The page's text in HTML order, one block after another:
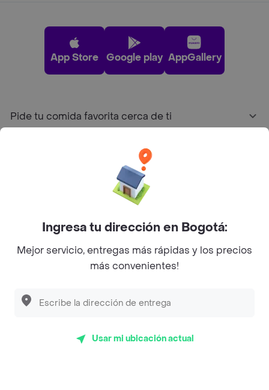
App Store Google play AppGallery
Pide tu comida favorita cerca de ti
Sobre Rappi
Facebook
Twitter
Instagram
Ingresa tu dirección en Bogotá:
Mejor servicio, entregas más rápidas y los precios
más convenientes!
Usar mi ubicación actual